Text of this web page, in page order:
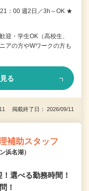
：00 週2日／3h～OK ★
迎・学生OK（高校生、
アの方やWワークの方も
る
掲載終了日： 2026/09/11
補助スタッフ
浜名湖）
選べる勤務時間！
！